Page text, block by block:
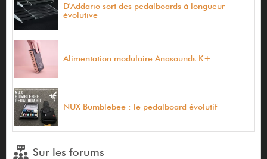
D'Addario sort des pedalboards à longueur
évolutive
Alimentation modulaire Anasounds K+
NUX Bumblebee : le pedalboard évolutif
Sur les forums